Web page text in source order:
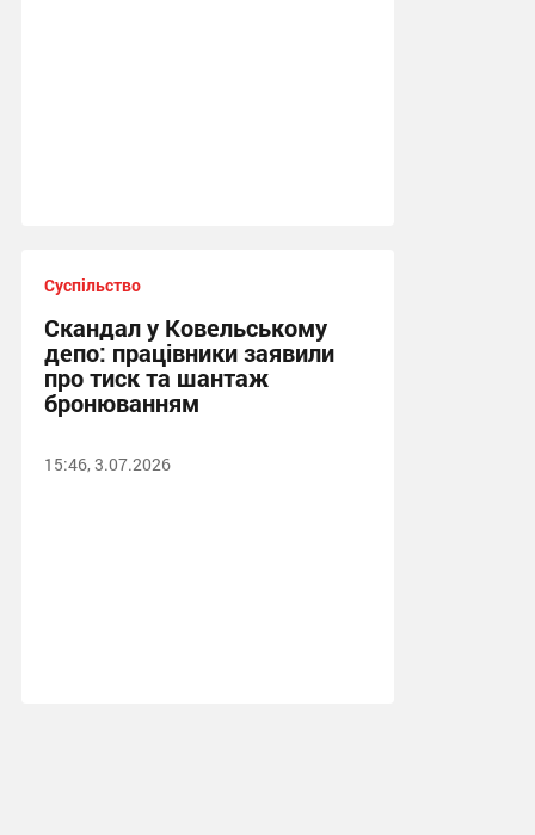
Суспільство
Скандал у Ковельському
депо: працівники заявили
про тиск та шантаж
бронюванням
15:46, 3.07.2026